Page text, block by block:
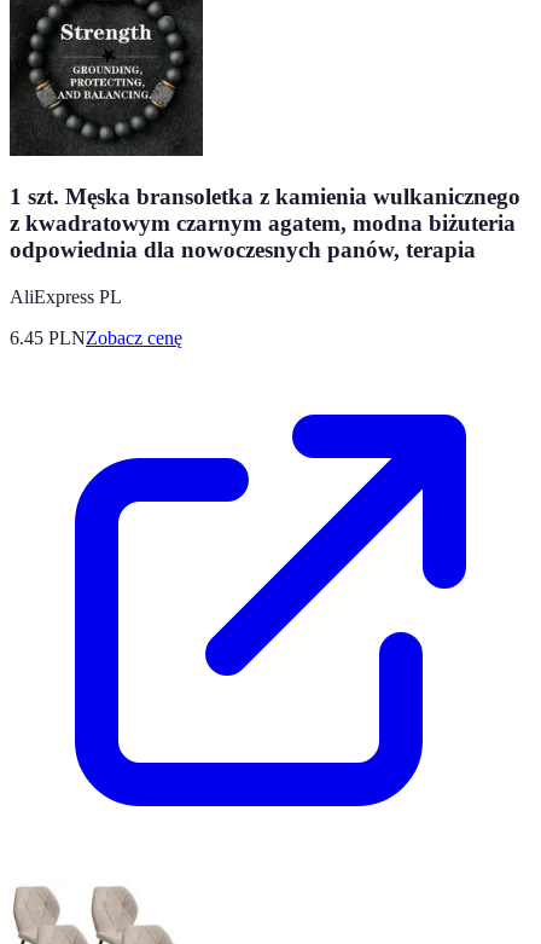
1 szt. Męska bransoletka z kamienia wulkanicznego
z kwadratowym czarnym agatem, modna biżuteria
odpowiednia dla nowoczesnych panów, terapia
AliExpress PL
6.45 PLNZobacz cenę